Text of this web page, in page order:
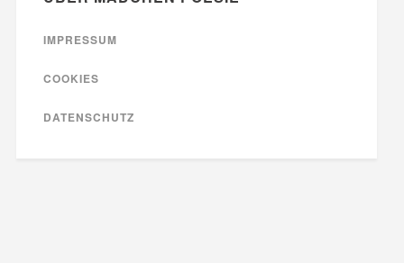
IMPRESSUM
COOKIES
DATENSCHUTZ